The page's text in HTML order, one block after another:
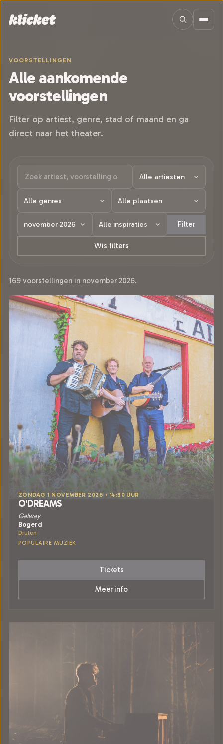
VOORSTELLINGEN
Alle aankomende
voorstellingen
Filter op artiest, genre, stad of maand en ga
direct naar het theater.
Filter
Wis filters
169 voorstellingen in november 2026.
ZONDAG 1 NOVEMBER 2026 • 14:30 UUR
O'DREAMS
Galway
Bogerd
Druten
POPULAIRE MUZIEK
Tickets
Meer info